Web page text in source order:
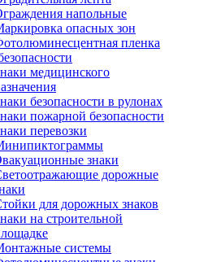
напольные
опасных зон
пленка
медицинского
безопасности в рулонах
пожарной безопасности
перевозки
знаки
дорожные
для дорожных знаков
на строительной
системы